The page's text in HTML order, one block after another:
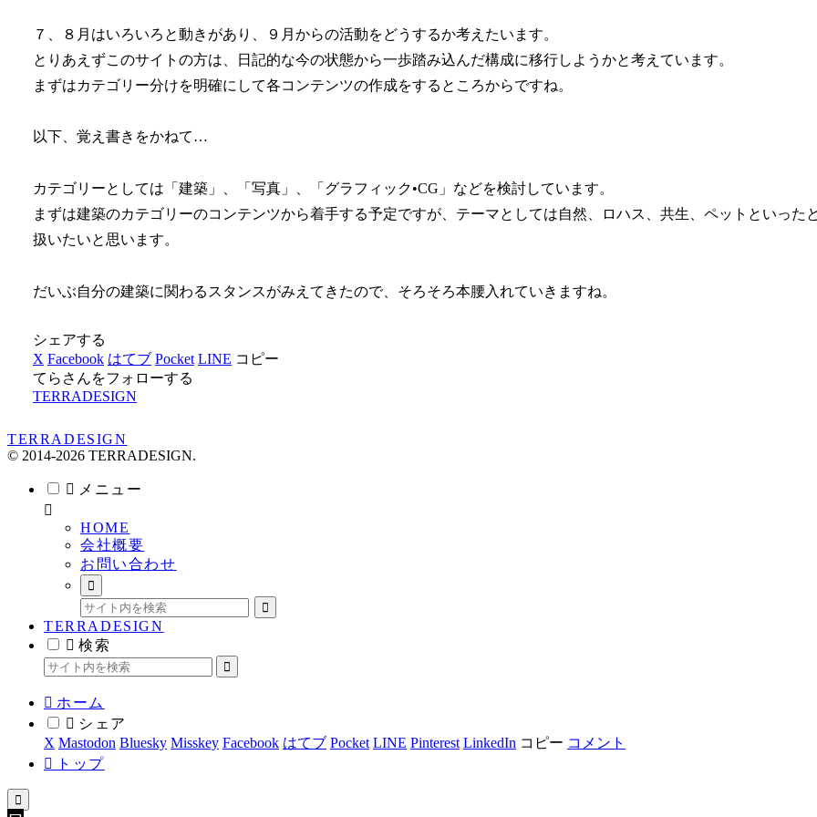
７、８月はいろいろと動きがあり、９月からの活動をどうするか考えたいます。
とりあえずこのサイトの方は、日記的な今の状態から一歩踏み込んだ構成に移行しようかと考えています。
まずはカテゴリー分けを明確にして各コンテンツの作成をするところからですね。
以下、覚え書きをかねて…
カテゴリーとしては「建築」、「写真」、「グラフィック•CG」などを検討しています。
まずは建築のカテゴリーのコンテンツから着手する予定ですが、テーマとしては自然、ロハス、共生、ペットといった
扱いたいと思います。
だいぶ自分の建築に関わるスタンスがみえてきたので、そろそろ本腰入れていきますね。
シェアする
X Facebook はてブ Pocket LINE コピー
てらさんをフォローする
TERRADESIGN
TERRADESIGN
© 2014-2026 TERRADESIGN.
メニュー
HOME
会社概要
お問い合わせ
TERRADESIGN
検索
ホーム
シェア
X Mastodon Bluesky Misskey Facebook はてブ Pocket LINE Pinterest LinkedIn コピー コメント
トップ